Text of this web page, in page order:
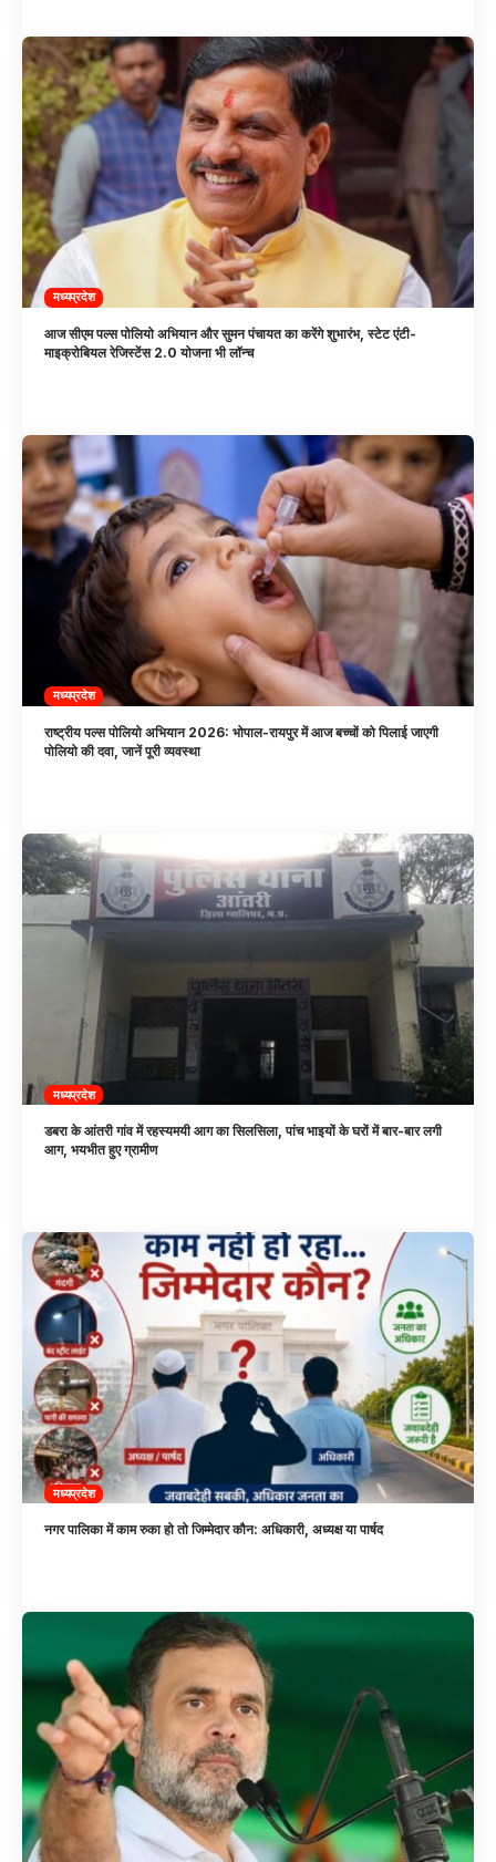
मध्यप्रदेश
आज सीएम पल्स पोलियो अभियान और सुमन पंचायत का करेंगे शुभारंभ, स्टेट एंटी-
माइक्रोबियल रेजिस्टेंस 2.0 योजना भी लॉन्च
मध्यप्रदेश
राष्ट्रीय पल्स पोलियो अभियान 2026: भोपाल-रायपुर में आज बच्चों को पिलाई जाएगी
पोलियो की दवा, जानें पूरी व्यवस्था
मध्यप्रदेश
डबरा के आंतरी गांव में रहस्यमयी आग का सिलसिला, पांच भाइयों के घरों में बार-बार लगी
आग, भयभीत हुए ग्रामीण
मध्यप्रदेश
नगर पालिका में काम रुका हो तो जिम्मेदार कौन: अधिकारी, अध्यक्ष या पार्षद